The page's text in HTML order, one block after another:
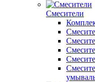
Смесители